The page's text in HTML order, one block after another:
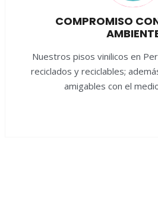
COMPROMISO
Nuestros pisos vinilicos en
reciclados y reciclables;
amigables con el